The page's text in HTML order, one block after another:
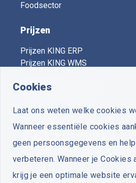
Foodsector
Prijzen
Prijzen KING ERP
Prijzen KING WMS
KING Expert Centers
Vooruit - Voorthuizen
Plus Business Software-
Cookies
Laat ons weten welke cookies
Wanneer essentiële cookies
geen persoonsgegevens en
verbeteren. Wanneer je Cookies
krijg je een optimale website